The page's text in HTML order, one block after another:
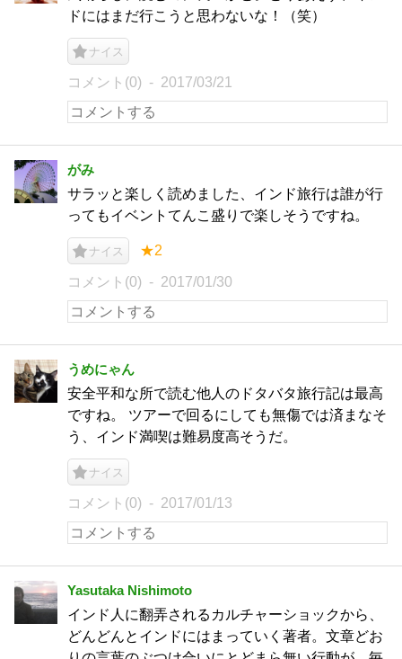
ドにはまだ行こうと思わないな！（笑）
ナイス
コメント(0) 2017/03/21
がみ
サラッと楽しく読めました、インド旅行は誰が行
ってもイベントてんこ盛りで楽しそうですね。
ナイス ★2
コメント(0) 2017/01/30
うめにゃん
安全平和な所で読む他人のドタバタ旅行記は最高
ですね。 ツアーで回るにしても無傷では済まなそ
う、インド満喫は難易度高そうだ。
ナイス
コメント(0) 2017/01/13
Yasutaka Nishimoto
インド人に翻弄されるカルチャーショックから、
どんどんとインドにはまっていく著者。文章どお